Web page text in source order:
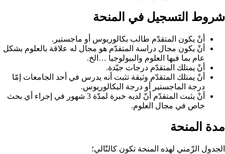
شروط التسجيل في المنحة
أنْ يكون المتقدّم طالب بكالوريوس أو ماجستير.
أنْ يكون مجال دراسة المتقدّم هو مجال له علاقة بالعلوم بشكل
عام بما فيها العلوم والبيولوجيا …الخ.
أنْ يمتلك المتقدّم درجات جيّدة.
أنْ يمتلك المتقدّم وثيقة تثبت أنه يدرس في أحد الجامعات إمّا
درجة الماجستير أو درجة البكالوريوس.
أنْ يثبت المتقدّم أنّ لديه خبرة لمدّة 3 شهور في إجراء أي بحث
خاص في مجال العلوم.
مدة المنحة
الجدول الزّمني لهذه المنحة تكون كالتّالي؛